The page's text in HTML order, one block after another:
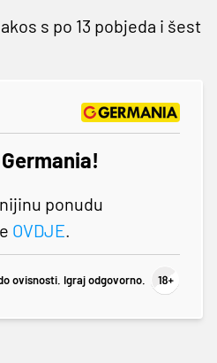
s po 13 pobjeda i šest
ponudu
OVDJE.
ovisnosti. Igraj odgovorno.